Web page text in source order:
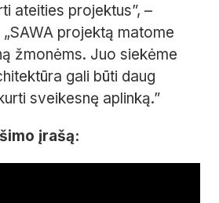
ateities projektus”, –
projektą matome
žmonėms. Juo siekėme
gali būti daug
sveikesnę aplinką.”
įrašą: